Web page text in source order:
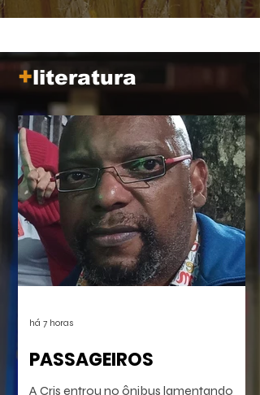
tempo, mais próximo parece de nós.
+literatura
PASSAGEIROS
A Cris entrou no ônibus lamentando
há 7 horas